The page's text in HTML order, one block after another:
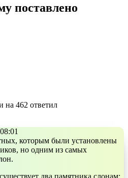
поставлено
на 462 ответил
которым были установлены
но одним из самых
два памятника слонам: